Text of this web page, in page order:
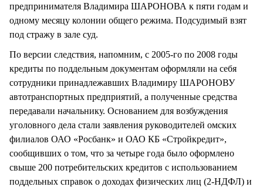
предпринимателя Владимира ШАРОНОВА к пяти годам и
одному месяцу колонии общего режима. Подсудимый взят
под стражу в зале суд.
По версии следствия, напомним, с 2005-го по 2008 годы
кредиты по поддельным документам оформляли на себя
сотрудники принадлежавших Владимиру ШАРОНОВУ
автотранспортных предприятий, а полученные средства
передавали начальнику. Основанием для возбуждения
уголовного дела стали заявления руководителей омских
филиалов ОАО «Росбанк» и ОАО КБ «Стройкредит»,
сообщивших о том, что за четыре года было оформлено
свыше 200 потребительских кредитов с использованием
поддельных справок о доходах физических лиц (2-НДФЛ) и